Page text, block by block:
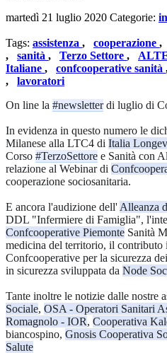
martedì 21 luglio 2020 Categorie:
Tags: assistenza , cooperazione ,
, sanità , Terzo Settore ,
Italiane , confcooperative sanità
, lavoratori
On line la #newsletterdi luglio di
In evidenza in questo numero le
Milanese alla LTC4 di Italia
Corso #TerzoSettore e Sanità con
relazione al Webinar di
cooperazione sociosanitaria.
E ancora l'audizione dell' Alleanza
DDL "Infermiere di Famiglia",
Confcooperative Piemonte Sanità
medicina del territorio, il contributo
Confcooperative per la sicurezza
in sicurezza sviluppata da Node
Tante inoltre le notizie dalle nostre
Sociale, OSA - Operatori Sanitari
Romagnolo - IOR, Cooperativa
biancospino, Gnosis Cooperativa
Salute